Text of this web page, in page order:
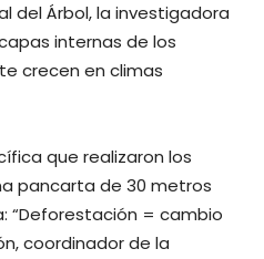
del Árbol, la investigadora
internas de los
crecen en climas
que realizaron los
pancarta de 30 metros
“Deforestación = cambio
coordinador de la